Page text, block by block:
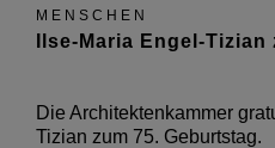
MENSCHEN
Ilse-Maria Engel-
Die Architektenkammer
Tizian zum 75. Geburtstag.